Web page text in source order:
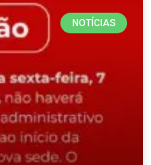
NOTÍCIAS